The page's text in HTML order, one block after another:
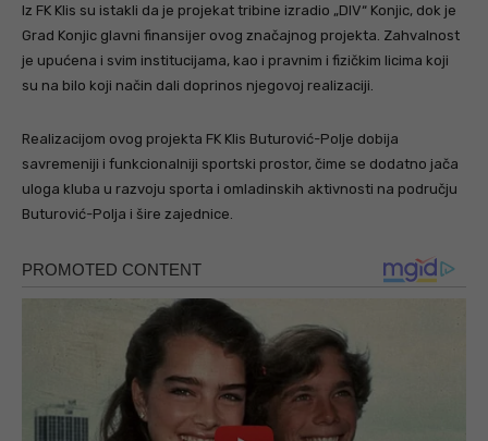
Iz FK Klis su istakli da je projekat tribine izradio „DIV“ Konjic, dok je
Grad Konjic glavni finansijer ovog značajnog projekta. Zahvalnost
je upućena i svim institucijama, kao i pravnim i fizičkim licima koji
su na bilo koji način dali doprinos njegovoj realizaciji.
Realizacijom ovog projekta FK Klis Buturović-Polje dobija
savremeniji i funkcionalniji sportski prostor, čime se dodatno jača
uloga kluba u razvoju sporta i omladinskih aktivnosti na području
Buturović-Polja i šire zajednice.